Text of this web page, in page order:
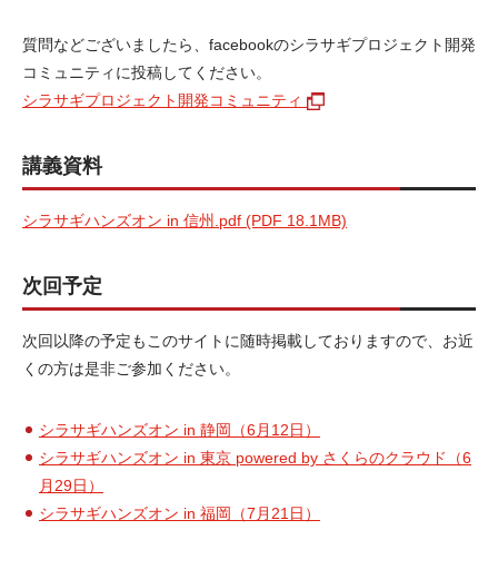
質問などございましたら、facebookのシラサギプロジェクト開発
コミュニティに投稿してください。
シラサギプロジェクト開発コミュニティ
講義資料
シラサギハンズオン in 信州.pdf (PDF 18.1MB)
次回予定
次回以降の予定もこのサイトに随時掲載しておりますので、お近
くの方は是非ご参加ください。
シラサギハンズオン in 静岡（6月12日）
シラサギハンズオン in 東京 powered by さくらのクラウド（6
月29日）
シラサギハンズオン in 福岡（7月21日）